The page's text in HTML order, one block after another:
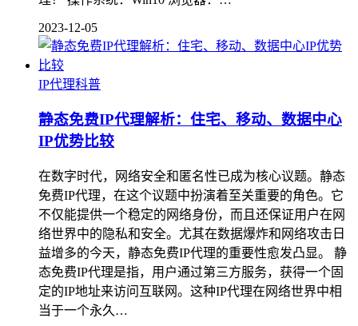
2023-12-05
IP代理科普
静态免费IP代理解析：住宅、移动、数据中心
IP优势比较
在数字时代，网络安全和匿名性已成为核心议题。静态
免费IP代理，在这个议题中扮演着至关重要的角色。它
不仅能提供一个稳定的网络身份，而且还保证用户在网
络世界中的隐私和安全。尤其在数据爆炸和网络攻击日
益增多的今天，静态免费IP代理的重要性愈发凸显。 静
态免费IP代理是指，用户通过第三方服务，获得一个固
定的IP地址来访问互联网。这种IP代理在网络世界中相
当于一个永久…